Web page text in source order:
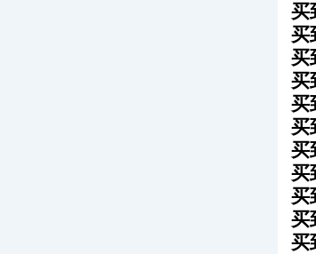
买
买
买
买
买
买
买
买
买
买
买